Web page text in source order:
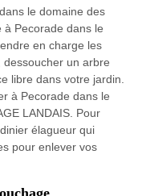
le domaine des
à Pecorade dans le
en charge les
dessoucher un arbre
libre dans votre jardin.
à Pecorade dans le
LANDAIS. Pour
élagueur qui
pour enlever vos